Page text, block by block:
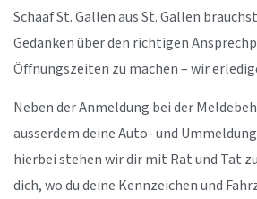
Schaaf St. Gallen aus St. Gallen
Gedanken über den richtigen
Öffnungszeiten zu machen – wir
Neben der Anmeldung bei der
ausserdem deine Auto- und
hierbei stehen wir dir mit Rat und Tat
dich, wo du deine Kennzeichen und